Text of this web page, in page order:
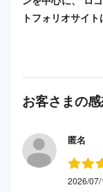
トフォリオサイ
お客さまの
匿名
2026/07/